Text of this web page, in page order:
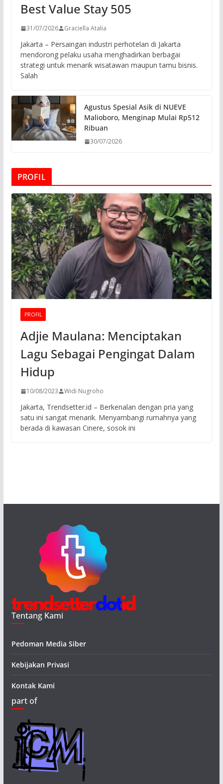
Best Value Stay 505
31/07/2026 Graciella Atalia
Jakarta – Persaingan industri perhotelan di Jakarta
mendorong pelaku usaha menghadirkan berbagai
strategi untuk menarik wisatawan maupun tamu bisnis.
Salah
Agustus Spesial Asik di NUEVE
Malioboro, Menginap Mulai Rp512
Ribuan
30/07/2026
PROFIL
PROFIL
Adjie Maulana: Menciptakan
Lagu Sebagai Pengingat Dalam
Hidup
10/08/2023 Widi Nugroho
Jakarta, Trendsetter.id – Berkenalan dengan pria yang
satu ini sangat menarik. Menyambangi rumahnya yang
berada di kawasan Cinere, sosok ini
Tentang Kami
Pedoman Media Siber
Kebijakan Privasi
Kontak Kami
part of